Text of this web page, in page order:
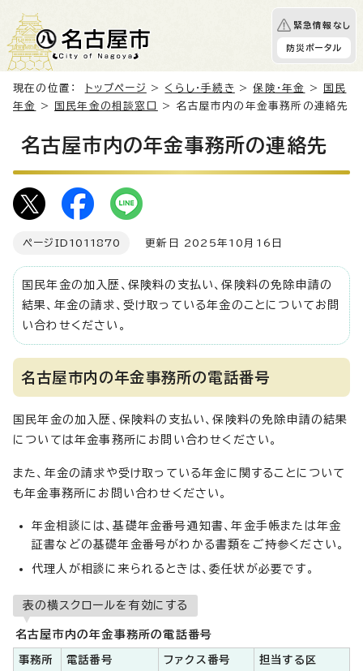
緊急情報なし
防災ポータル
現在の位置： トップページ > くらし・手続き >保険・年金 >
国民
年金
> 国民年金の相談窓口 > 名古屋市内の年金事務所の連絡先
名古屋市内の年金事務所の連絡先
ページID 1011870 更新日 2025年10月16日
国民年金の加入歴、保険料の支払い、保険料の免除申請の
結果、年金の請求、受け取っている年金のことについてお問
い合わせください。
名古屋市内の年金事務所の電話番号
国民年金の加入歴、保険料の支払い、保険料の免除申請の結果
については年金事務所にお問い合わせください。
また、年金の請求や受け取っている年金に関することについて
も年金事務所にお問い合わせください。
年金相談には、基礎年金番号通知書、年金手帳または年金
証書などの基礎年金番号がわかる書類をご持参ください。
代理人が相談に来られるときは、委任状が必要です。
表の横スクロールを有効にする
名古屋市内の年金事務所の電話番号
事務所
電話番号 ファクス番号 担当する区